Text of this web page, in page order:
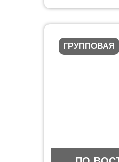
ГРУППОВАЯ